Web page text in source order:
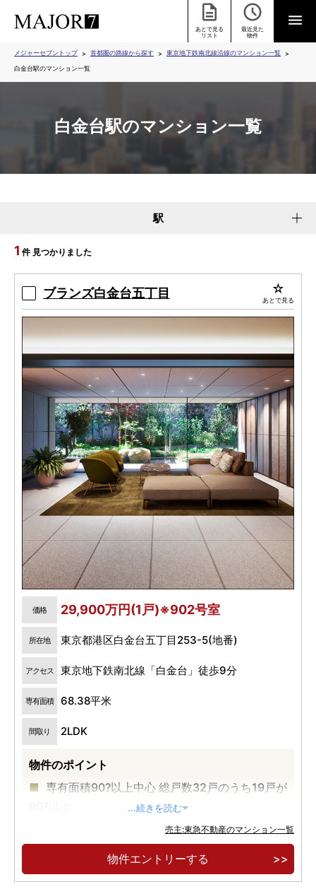
あとで見る
リスト
最近見た
物件
メジャーセブントップ 首都圏の路線から探す
東京地下鉄南北線沿線のマンション一覧
白金台駅のマンション一覧
白金台駅のマンション一覧
駅
1 件 見つかりました
ブランズ白金台五丁目 あとで見る
価格 29,900万円(1戸)※902号室
所在地 東京都港区白金台五丁目253-5(地番)
アクセス 東京地下鉄南北線「白金台」徒歩9分
専有面積 68.38平米
間取り 2LDK
物件のポイント
専有面積90?以上中心 総戸数32戸のうち19戸が
都営三田線・東京メトロ南北線の2路線が利用
可能
...続きを読む
売主:東急不動産のマンション一覧
物件エントリーする